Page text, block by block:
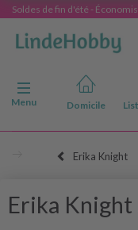
Soldes de fin d'été -
Basculer la navigation
Menu
Domicile
Erika Knight
Erika